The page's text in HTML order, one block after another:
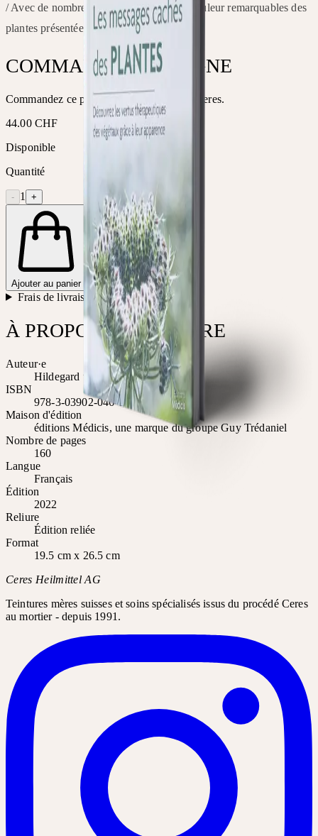
/ Avec de nombreuses photographies en couleur remarquables des
plantes présentées.
COMMANDER EN LIGNE
Commandez ce produit directement chez Ceres.
44.00 CHF
Disponible
Quantité
- 1 +
Ajouter au panier
Frais de livraison+
À PROPOS DE CE LIVRE
Auteur·e
Hildegard und Roger Kalbermatten
ISBN
978-3-03902-046-1
Maison d'édition
éditions Médicis, une marque du groupe Guy Trédaniel
Nombre de pages
160
Langue
Français
Édition
2022
Reliure
Édition reliée
Format
19.5 cm x 26.5 cm
Ceres Heilmittel AG
Teintures mères suisses et soins spécialisés issus du procédé Ceres
au mortier - depuis 1991.